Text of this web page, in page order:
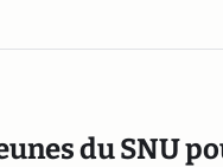
du SNU